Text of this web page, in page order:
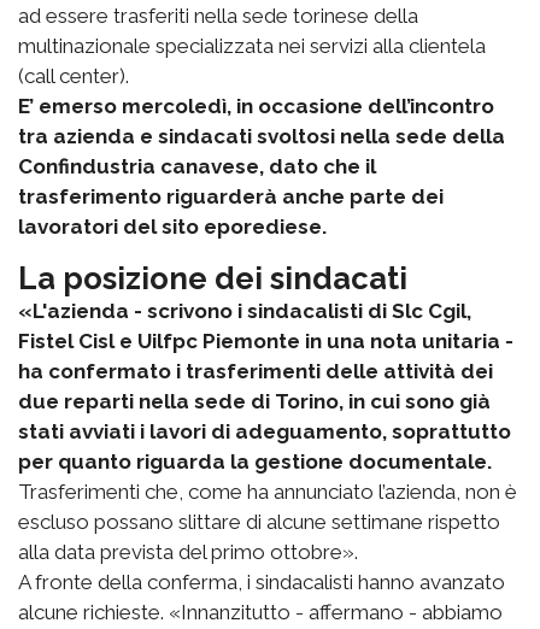
ad essere trasferiti nella sede torinese della
multinazionale specializzata nei servizi alla clientela
(call center).
E’ emerso mercoledì, in occasione dell’incontro
tra azienda e sindacati svoltosi nella sede della
Confindustria canavese, dato che il
trasferimento riguarderà anche parte dei
lavoratori del sito eporediese.
La posizione dei sindacati
«L'azienda - scrivono i sindacalisti di Slc Cgil,
Fistel Cisl e Uilfpc Piemonte in una nota unitaria -
ha confermato i trasferimenti delle attività dei
due reparti nella sede di Torino, in cui sono già
stati avviati i lavori di adeguamento, soprattutto
per quanto riguarda la gestione documentale.
Trasferimenti che, come ha annunciato l’azienda, non è
escluso possano slittare di alcune settimane rispetto
alla data prevista del primo ottobre».
A fronte della conferma, i sindacalisti hanno avanzato
alcune richieste. «Innanzitutto - affermano - abbiamo